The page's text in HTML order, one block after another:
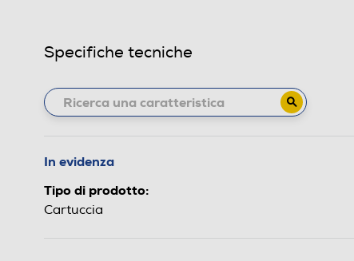
Specifiche tecniche
In evidenza
Tipo di prodotto:
Cartuccia